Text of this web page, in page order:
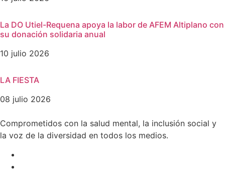
La DO Utiel-Requena apoya la labor de AFEM Altiplano con
su donación solidaria anual
10 julio 2026
LA FIESTA
08 julio 2026
Comprometidos con la salud mental, la inclusión social y
la voz de la diversidad en todos los medios.